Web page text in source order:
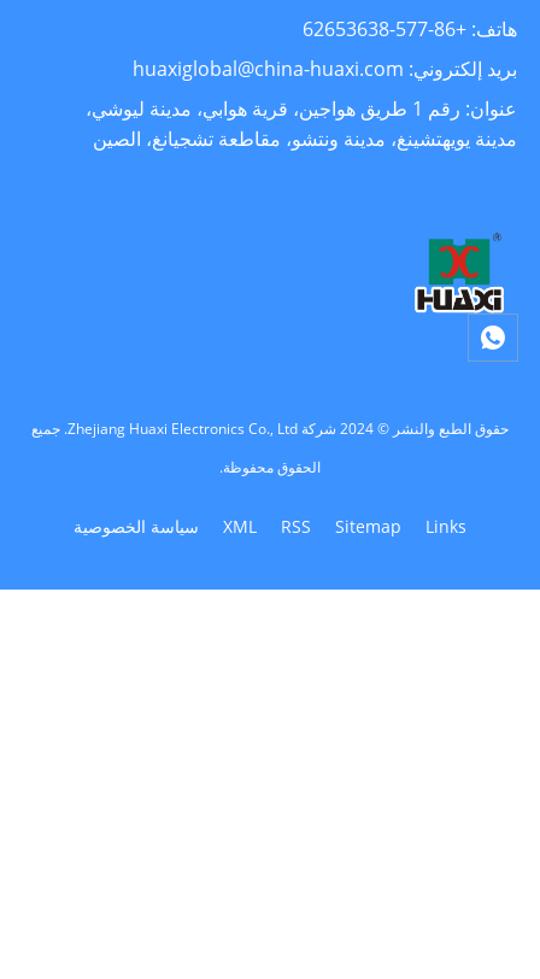
هاتف: +86-577-62653638
بريد إلكتروني: huaxiglobal@china-huaxi.com
عنوان: رقم 1 طريق هواجين، قرية هوابي، مدينة ليوشي،
مدينة يويهتشينغ، مدينة ونتشو، مقاطعة تشجيانغ، الصين
حقوق الطبع والنشر © 2024 شركة Zhejiang Huaxi Electronics Co., Ltd. جميع
الحقوق محفوظة.
Links
Sitemap
RSS
XML سياسة الخصوصية